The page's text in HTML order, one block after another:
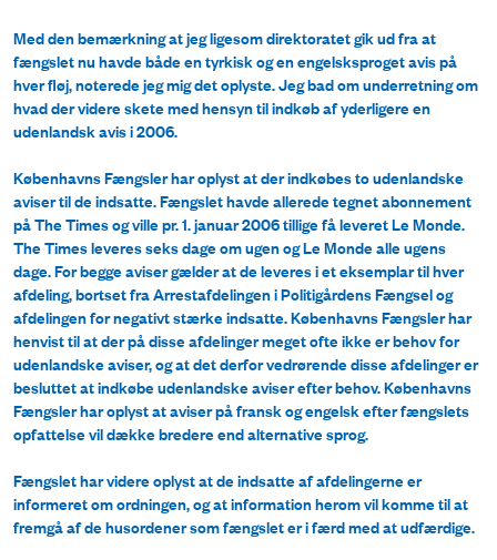
Med den bemærkning at jeg ligesom direktoratet gik ud fra at
fængslet nu havde både en tyrkisk og en engelsksproget avis på
hver fløj, noterede jeg mig det oplyste. Jeg bad om underretning om
hvad der videre skete med hensyn til indkøb af yderligere en
udenlandsk avis i 2006.
Københavns Fængsler har oplyst at der indkøbes to udenlandske
aviser til de indsatte. Fængslet havde allerede tegnet abonnement
på The Times og ville pr. 1. januar 2006 tillige få leveret Le Monde.
The Times leveres seks dage om ugen og Le Monde alle ugens
dage. For begge aviser gælder at de leveres i et eksemplar til hver
afdeling, bortset fra Arrestafdelingen i Politigårdens Fængsel og
afdelingen for negativt stærke indsatte. Københavns Fængsler har
henvist til at der på disse afdelinger meget ofte ikke er behov for
udenlandske aviser, og at det derfor vedrørende disse afdelinger er
besluttet at indkøbe udenlandske aviser efter behov. Københavns
Fængsler har oplyst at aviser på fransk og engelsk efter fængslets
opfattelse vil dække bredere end alternative sprog.
Fængslet har videre oplyst at de indsatte af afdelingerne er
informeret om ordningen, og at information herom vil komme til at
fremgå af de husordener som fængslet er i færd med at udfærdige.